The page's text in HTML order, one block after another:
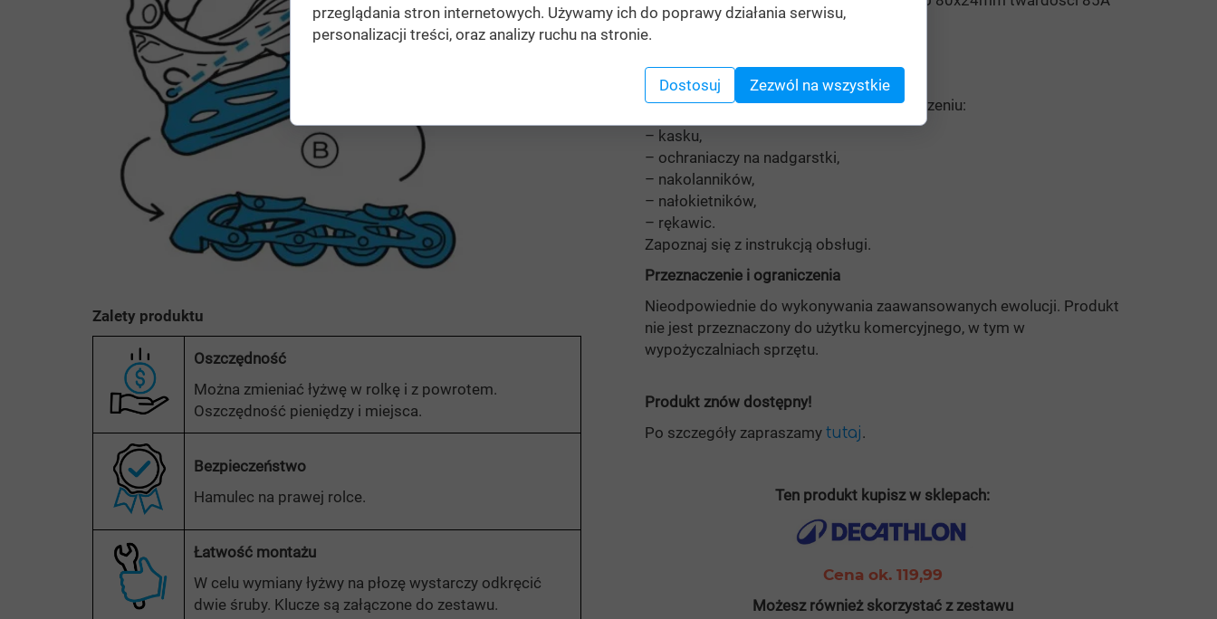
Zalety produktu
Oszczędność
Można zmieniać łyżwę w rolkę i z powrotem.
Oszczędność pieniędzy i miejsca.
Bezpieczeństwo
Hamulec na prawej rolce.
Łatwość montażu
W celu wymiany łyżwy na płozę wystarczy odkręcić
dwie śruby. Klucze są załączone do zestawu.
(średnie)
Wskazówki dotyczące bezpieczeństwa
Podczas jazdy na łyżwach pamiętaj o noszeniu:
– kasku,
– ochraniaczy na nadgarstki,
– nakolanników,
– nałokietników,
– rękawic.
Zapoznaj się z instrukcją obsługi.
Przeznaczenie i ograniczenia
Nieodpowiednie do wykonywania zaawansowanych ewolucji. Produkt
nie jest przeznaczony do użytku komercyjnego, w tym w
wypożyczalniach sprzętu.
Produkt znów dostępny!
Po szczegóły zapraszamy tutaj.
Ten produkt kupisz w sklepach:
Cena ok. 119,99
Możesz również skorzystać z zestawu
przeglądania stron internetowych. Używamy ich do poprawy działania serwisu,
personalizacji treści, oraz analizy ruchu na stronie.
Dostosuj Zezwól na wszystkie